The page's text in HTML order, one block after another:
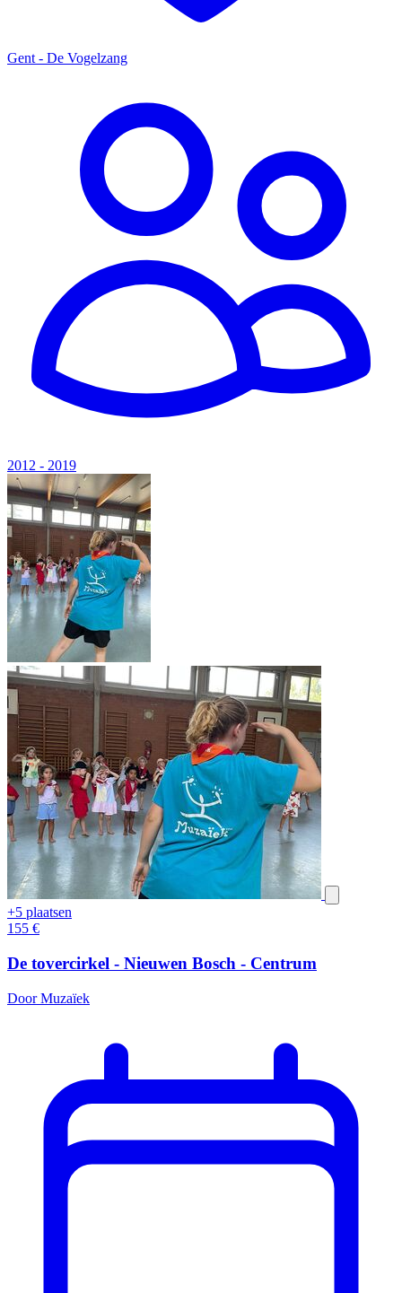
Gent - De Vogelzang
2012 - 2019
+5 plaatsen
155 €
De tovercirkel - Nieuwen Bosch - Centrum
Door Muzaïek